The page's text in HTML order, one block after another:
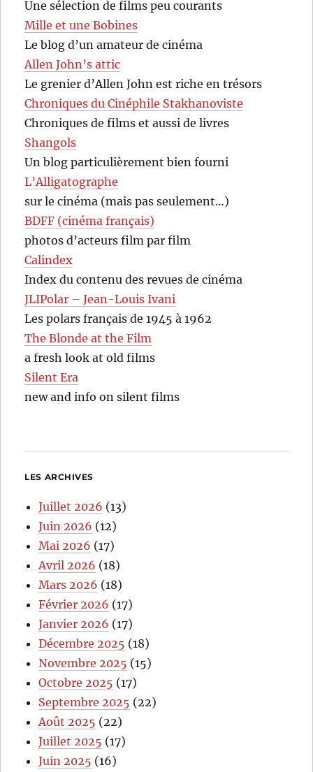
Une sélection de films peu courants
Mille et une Bobines
Le blog d’un amateur de cinéma
Allen John’s attic
Le grenier d’Allen John est riche en trésors
Chroniques du Cinéphile Stakhanoviste
Chroniques de films et aussi de livres
Shangols
Un blog particulièrement bien fourni
L’Alligatographe
sur le cinéma (mais pas seulement…)
BDFF (cinéma français)
photos d’acteurs film par film
Calindex
Index du contenu des revues de cinéma
JLIPolar – Jean-Louis Ivani
Les polars français de 1945 à 1962
The Blonde at the Film
a fresh look at old films
Silent Era
new and info on silent films
LES ARCHIVES
Juillet 2026 (13)
Juin 2026 (12)
Mai 2026 (17)
Avril 2026 (18)
Mars 2026 (18)
Février 2026 (17)
Janvier 2026 (17)
Décembre 2025 (18)
Novembre 2025 (15)
Octobre 2025 (17)
Septembre 2025 (22)
Août 2025 (22)
Juillet 2025 (17)
Juin 2025 (16)